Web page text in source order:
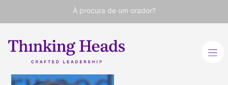
À procura de um orador?